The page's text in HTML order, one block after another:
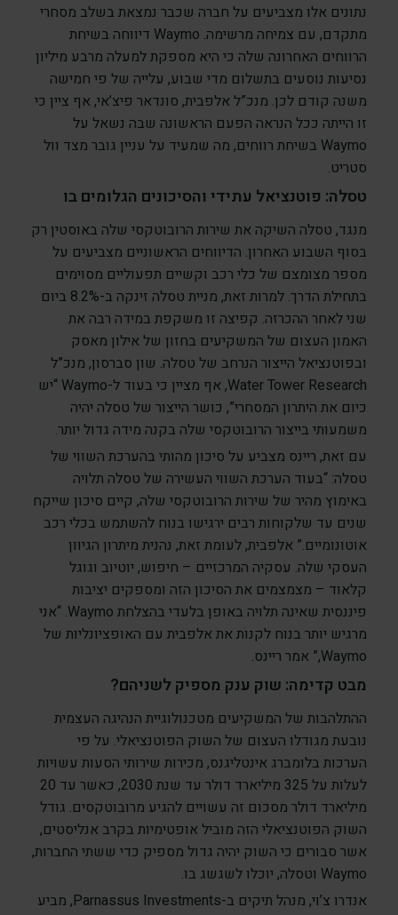
נתונים אלו מצביעים על חברה שכבר נמצאת בשלב מסחרי
מתקדם, עם צמיחה מרשימה. Waymo דיווחה בשיחת
הרווחים האחרונה שלה כי היא מספקת למעלה מרבע מיליון
נסיעות נוסעים בתשלום מדי שבוע, עלייה של פי חמישה
משנה קודם לכן. מנכ”ל אלפבית, סונדאר פיצ’אי, אף ציין כי
זו הייתה ככל הנראה הפעם הראשונה שבה נשאל על
Waymo בשיחת רווחים, מה שמעיד על עניין גובר מצד וול
סטריט.
טסלה: פוטנציאל עתידי והסיכונים הגלומים בו
מנגד, טסלה השיקה את שירות הרובוטקסי שלה באוסטין רק
בסוף השבוע האחרון. הדיווחים הראשוניים מצביעים על
מספר מצומצם של כלי רכב וקשיים תפעוליים מסוימים
בתחילת הדרך. למרות זאת, מניית טסלה זינקה ב-8.2% ביום
שני לאחר ההכרזה. קפיצה זו משקפת במידה רבה את
האמון העצום של המשקיעים בחזון של אילון מאסק
ובפוטנציאל הייצור הנרחב של טסלה. שון סברסון, מנכ”ל
Water Tower Research, אף מציין כי בעוד ל-Waymo “יש
כיום את היתרון המסחרי”, כושר הייצור של טסלה יהיה
משמעותי בייצור הרובוטקסי שלה בקנה מידה גדול יותר.
עם זאת, ריינס מצביע על סיכון מהותי בהערכת השווי של
טסלה: “בעוד הערכת השווי העשירה של טסלה תלויה
באימוץ מהיר של שירות הרובוטקסי שלה, קיים סיכון שייקח
שנים עד שלקוחות רבים ירגישו בנוח להשתמש בכלי רכב
אוטונומיים.” אלפבית, לעומת זאת, נהנית מיתרון הגיוון
העסקי שלה. עסקיה המרכזיים – חיפוש, יוטיוב וגוגל
קלאוד – מצמצמים את הסיכון הזה ומספקים יציבות
פיננסית שאינה תלויה באופן בלעדי בהצלחת Waymo. “אני
מרגיש יותר בנוח לקנות את אלפבית עם האופציונליות של
Waymo,” אמר ריינס.
מבט קדימה: שוק ענק מספיק לשניהם?
ההתלהבות של המשקיעים מטכנולוגיית הנהיגה העצמית
נובעת מגודלו העצום של השוק הפוטנציאלי. על פי
הערכות בלומברג אינטליגנס, מכירות שירותי הסעות עשויות
לעלות על 325 מיליארד דולר עד שנת 2030, כאשר עד 20
מיליארד דולר מסכום זה עשויים להגיע מרובוטקסים. גודל
השוק הפוטנציאלי הזה מוביל אופטימיות בקרב אנליסטים,
אשר סבורים כי השוק יהיה גדול מספיק כדי ששתי החברות,
Waymo וטסלה, יוכלו לשגשג בו.
אנדרו צ’וי, מנהל תיקים ב-Parnassus Investments, מביע